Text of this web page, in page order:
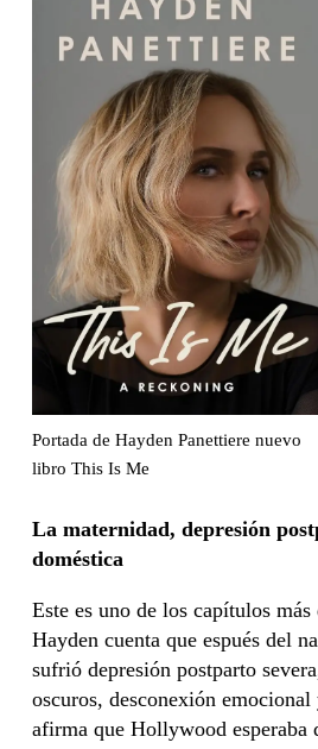
Portada de Hayden Panettiere nuevo
libro This Is Me
La maternidad, depresión
doméstica
Este es uno de los capítulos más
Hayden cuenta que espués del
sufrió depresión postparto
oscuros, desconexión
afirma que Hollywood esperaba